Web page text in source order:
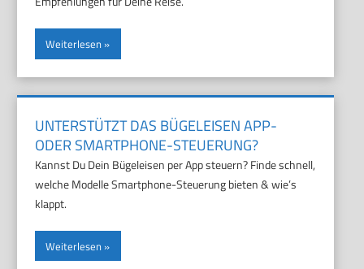
Weiterlesen
UNTERSTÜTZT DAS BÜGELEISEN APP-
ODER SMARTPHONE-STEUERUNG?
Kannst Du Dein Bügeleisen per App steuern? Finde schnell,
welche Modelle Smartphone-Steuerung bieten & wie’s
klappt.
Weiterlesen